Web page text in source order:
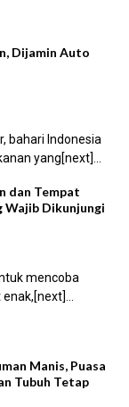
Dijamin Auto
bahari Indonesia
yang[next]...
dan Tempat
Wajib Dikunjungi
mencoba
Manis, Puasa
Tubuh Tetap